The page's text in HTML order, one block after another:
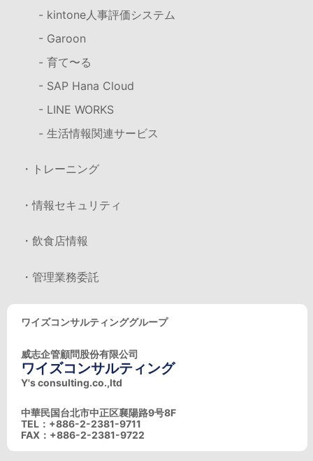
- kintone人事評価システム
- Garoon
- 育て〜る
- SAP Hana Cloud
- LINE WORKS
- 生活情報関連サービス
・トレーニング
・情報セキュリティ
・飲食店情報
・管理業務委託
ワイズコンサルティンググループ
威志企管顧問股份有限公司
ワイズコンサルティング
Y's consulting.co.,ltd
中華民国台北市中正区襄陽路9号8F
TEL：+886-2-2381-9711
FAX：+886-2-2381-9722